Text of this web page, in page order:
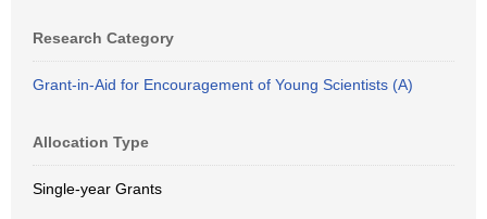
Research Category
Grant-in-Aid for Encouragement of Young Scientists (A)
Allocation Type
Single-year Grants